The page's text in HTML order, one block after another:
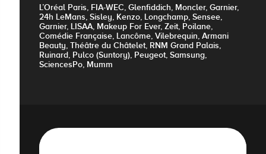
L’Oréal Paris, FIA-WEC, Glenfiddich, Moncler, Garnier,
24h LeMans, Sisley, Kenzo, Longchamp, Sensee,
Garnier, LISAA, Makeup For Ever, Zeit, Poilane,
Comédie Française, Lancôme, Vilebrequin, Armani
Beauty, Théâtre du Châtelet, RNM Grand Palais,
Ruinard, Pulco (Suntory), Peugeot, Samsung,
SciencesPo, Mumm